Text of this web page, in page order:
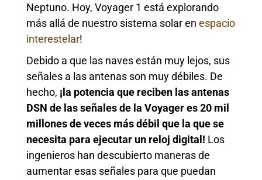
Neptuno. Hoy, Voyager 1 está explorando
más allá de nuestro sistema solar en espacio
interestelar!
Debido a que las naves están muy lejos, sus
señales a las antenas son muy débiles. De
hecho, ¡la potencia que reciben las antenas
DSN de las señales de la Voyager es 20 mil
millones de veces más débil que la que se
necesita para ejecutar un reloj digital! Los
ingenieros han descubierto maneras de
aumentar esas señales para que puedan